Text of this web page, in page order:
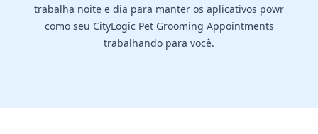
trabalha noite e dia para manter os aplicativos powr
como seu CityLogic Pet Grooming Appointments
trabalhando para você.